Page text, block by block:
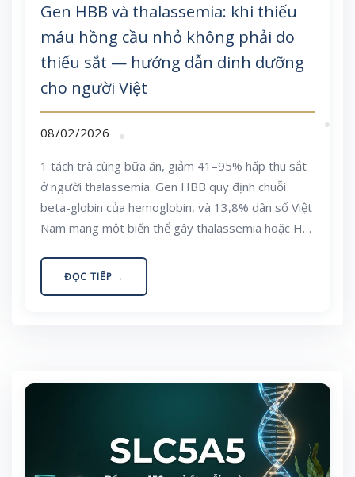
Gen HBB và thalassemia: khi thiếu
máu hồng cầu nhỏ không phải do
thiếu sắt — hướng dẫn dinh dưỡng
cho người Việt
08/02/2026
1 tách trà cùng bữa ăn, giảm 41–95% hấp thu sắt
ở người thalassemia. Gen HBB quy định chuỗi
beta-globin của hemoglobin, và 13,8% dân số Việt
Nam mang một biến thể gây thalassemia hoặc Hb
thích vì sao cùng một kết quả “thiếu máu hồng cầu
nhỏ” lại dẫn tới hai lời khuyên dinh dưỡng trái
ĐỌC TIẾP